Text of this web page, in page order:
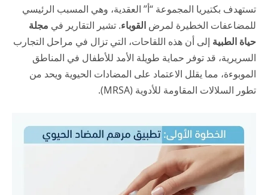
تستهدف بكتيريا المجموعة “أ” العقدية، وهي المسبب الرئيسي
للمضاعفات الخطيرة لمرض القوباء. تشير التقارير في مجلة
حياة الطبية إلى أن هذه اللقاحات، التي تزال في مراحل التجارب
السريرية، قد توفر حماية طويلة الأمد للأطفال في المناطق
الموبوءة، مما يقلل الاعتماد على المضادات الحيوية ويحد من
تطور السلالات المقاومة للأدوية (MRSA).